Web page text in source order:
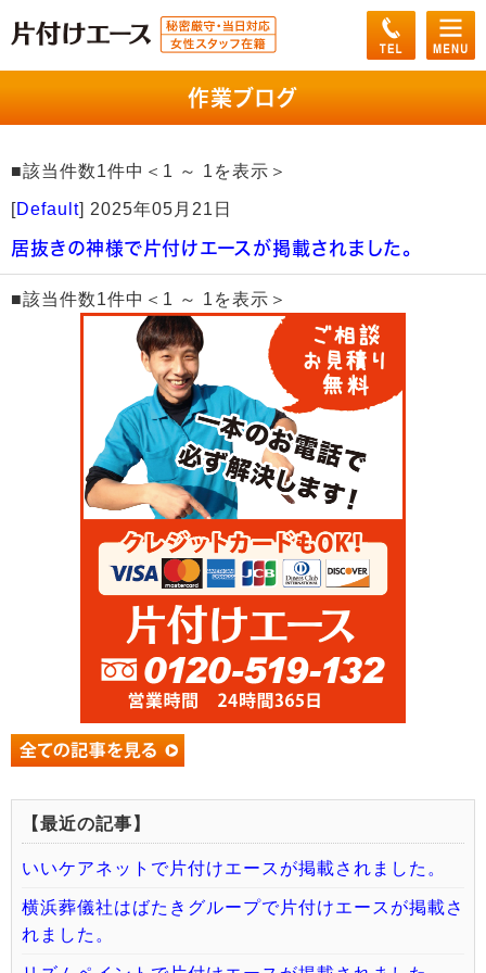
作業ブログ
■該当件数1件中＜1 ～ 1を表示＞
[Default] 2025年05月21日
居抜きの神様で片付けエースが掲載されました。
■該当件数1件中＜1 ～ 1を表示＞
【最近の記事】
いいケアネットで片付けエースが掲載されました。
横浜葬儀社はばたきグループで片付けエースが掲載さ
れました。